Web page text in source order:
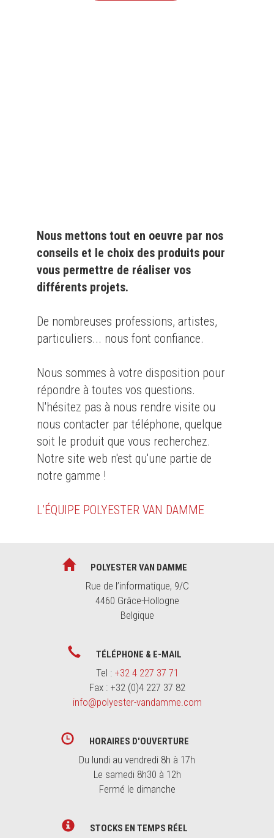
Nous mettons tout en oeuvre par nos
conseils et le choix des produits pour
vous permettre de réaliser vos
différents projets.
De nombreuses professions, artistes,
particuliers... nous font confiance.
Nous sommes à votre disposition pour
répondre à toutes vos questions.
N'hésitez pas à nous rendre visite ou
nous contacter par téléphone, quelque
soit le produit que vous recherchez.
Notre site web n'est qu'une partie de
notre gamme !
L’ÉQUIPE POLYESTER VAN DAMME
POLYESTER VAN DAMME
Rue de l’informatique, 9/C
4460 Grâce-Hollogne
Belgique
TÉLÉPHONE & E-MAIL
Tel : +32 4 227 37 71
Fax : +32 (0)4 227 37 82
info@polyester-vandamme.com
HORAIRES D'OUVERTURE
Du lundi au vendredi 8h à 17h
Le samedi 8h30 à 12h
Fermé le dimanche
STOCKS EN TEMPS RÉEL